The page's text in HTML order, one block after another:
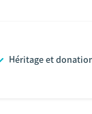
Héritage et